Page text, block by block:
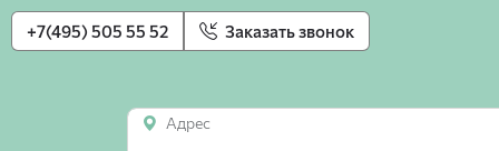
+7(495) 505 55 52 Заказать звонок
Адрес